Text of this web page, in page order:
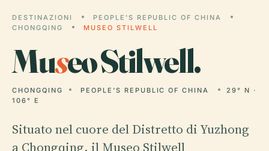
DESTINAZIONI
PEOPLE'S REPUBLIC OF CHINA
CHONGQING
MUSEO STILWELL
Museo Stilwell.
CHONGQING PEOPLE'S REPUBLIC OF CHINA
29° N ·
106° E
Situato nel cuore del Distretto di Yuzhong
a Chongqing, il Museo Stilwell